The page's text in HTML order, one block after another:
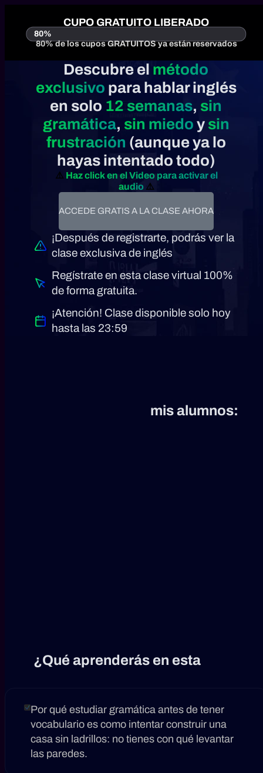
CUPO GRATUITO LIBERADO
80%
80% de los cupos GRATUITOS ya están reservados
¡Regístrate para asistir a la clase
gratuita!
Estamos a punto de iniciar. Déjanos tus datos y te
enviaremos el acceso a tu whatsapp y a tu email
ÚNETE A LA CLASE GRATIS AHORA
Descubre el método
exclusivo para hablar inglés
en solo 12 semanas, sin
gramática, sin miedo y sin
frustración (aunque ya lo
hayas intentado todo)
⚠️ Haz click en el Video para activar el
audio ⚠️
ACCEDE GRATIS A LA CLASE AHORA
¡Después de registrarte, podrás ver la
clase exclusiva de inglés
Regístrate en esta clase virtual 100%
de forma gratuita.
¡Atención! Clase disponible solo hoy
hasta las 23:59
mis alumnos:
¿Qué aprenderás en esta
Por qué estudiar gramática antes de tener
vocabulario es como intentar construir una
casa sin ladrillos: no tienes con qué levantar
las paredes.